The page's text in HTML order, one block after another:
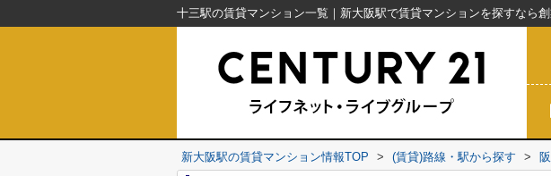
新大阪駅の賃貸マンション情報TOP > (賃貸)路線・駅から探す >